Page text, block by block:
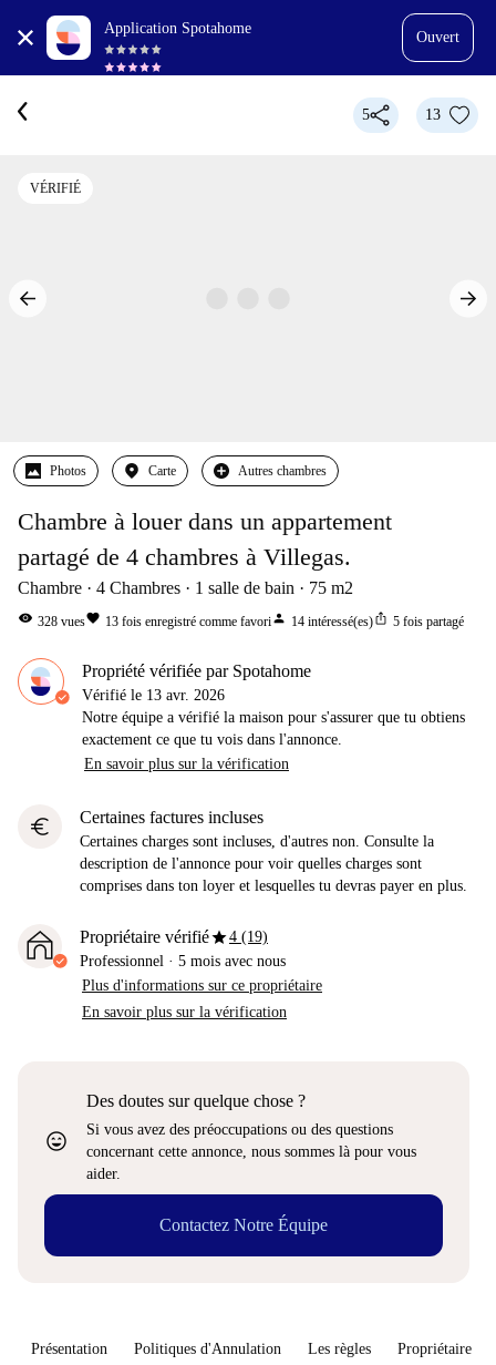
Application Spotahome
Ouvert
5 13
VÉRIFIÉ
Photos Carte Autres chambres
Chambre à louer dans un appartement
partagé de 4 chambres à Villegas.
Chambre 4 Chambres 1 salle de bain 75 m2
visibility 328 vuesfavorite 13 fois enregistré comme favoriperson 14 intéressé(es)ios_share 5 fois partagé
Propriété vérifiée par Spotahome
Vérifié le 13 avr. 2026
Notre équipe a vérifié la maison pour s'assurer que tu obtiens
exactement ce que tu vois dans l'annonce.
En savoir plus sur la vérification
euro Certaines factures incluses
Certaines charges sont incluses, d'autres non. Consulte la
description de l'annonce pour voir quelles charges sont
comprises dans ton loyer et lesquelles tu devras payer en plus.
Propriétaire vérifiéstar4 (19)
Professionnel · 5 mois avec nous
Plus d'informations sur ce propriétaire
En savoir plus sur la vérification
sentiment_very_satisfied
Des doutes sur quelque chose ?
Si vous avez des préoccupations ou des questions
concernant cette annonce, nous sommes là pour vous
aider.
Contactez Notre Équipe
Présentation Politiques d'Annulation Les règles Propriétaire